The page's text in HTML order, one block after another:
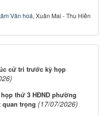
Văn hoá, Xuân Mai - Thu Hiền
cử tri trước kỳ họp
thứ 3 HĐND phường
trọng (17/07/2026)